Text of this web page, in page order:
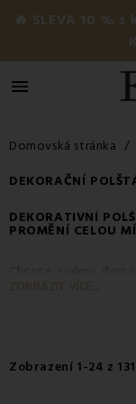
🔥 SLEVA 10 %

Domovská stránka
DEKORAČNÍ
DEKORATIVNÍ
PROMĚNÍ CELOU
bez velkých změn
Jsou malým
sjednotí váš
ZOBRAZIT VÍCE...
Zobrazení 1-24 z